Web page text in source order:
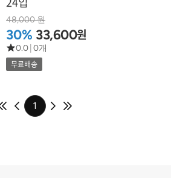
48,000 원
30% 33,600원
0.0 0개
무료배송
1